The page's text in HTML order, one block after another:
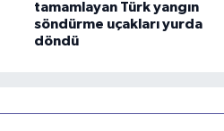
tamamlayan Türk yangın
söndürme uçakları yurda
döndü